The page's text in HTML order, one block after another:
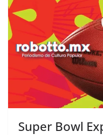
Super Bowl